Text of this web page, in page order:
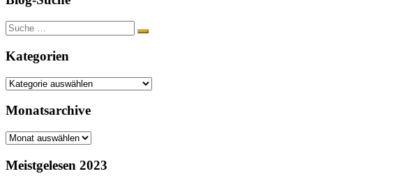
Suche
nach:
Kategorien
Kategorien
Monatsarchive
Monatsarchive
Meistgelesen 2023